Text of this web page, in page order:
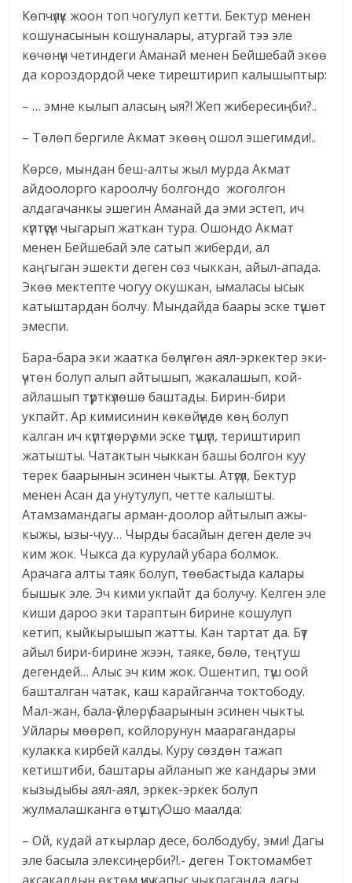
Көпчүлүк жоон топ чогулуп кетти. Бектур менен
кошунасынын кошуналары, атургай тээ эле
көчөнүн четиндеги Аманай менен Бейшебай экөө
да короздордой чеке тирештирип калышыптыр:
– … эмне кылып аласың ыя?! Жеп жибересиңби?..
– Төлөп бергиле Акмат экөөң ошол эшегимди!..
Көрсө, мындан беш-алты жыл мурда Акмат
айдоолорго кароолчу болгондо жоголгон
алдагачанкы эшегин Аманай да эми эстеп, ич
күптүсүн чыгарып жаткан тура. Ошондо Акмат
менен Бейшебай эле сатып жиберди, ал
каңгыган эшекти деген сөз чыккан, айыл-апада.
Экөө мектепте чогуу окушкан, ымаласы ысык
катыштардан болчу. Мындайда баары эске түшөт
эмеспи.
Бара-бара эки жаатка бөлүнгөн аял-эркектер эки-
үчтөн болуп алып айтышып, жакалашып, кой-
айлашып түрткүлөшө баштады. Бирин-бири
укпайт. Ар кимисинин көкөйүндө көң болуп
калган ич күптүлөрү эми эске түшүп, териштирип
жатышты. Чатактын чыккан башы болгон куу
терек баарынын эсинен чыкты. Атүгүл, Бектур
менен Асан да унутулуп, четте калышты.
Атамзамандагы арман-доолор айтылып ажы-
кыжы, ызы-чуу… Чырды басайын деген деле эч
ким жок. Чыкса да курулай убара болмок.
Арачага алты таяк болуп, төөбастыда калары
бышык эле. Эч кими укпайт да болучу. Келген эле
киши дароо эки тараптын бирине кошулуп
кетип, кыйкырышып жатты. Кан тартат да. Бүт
айыл бири-бирине жээн, таяке, бөлө, теңтуш
дегендей… Алыс эч ким жок. Ошентип, түш оой
башталган чатак, каш карайганча токтободу.
Мал-жан, бала-үйлөрү баарынын эсинен чыкты.
Уйлары мөөрөп, койлорунун маарагандары
кулакка кирбей калды. Куру сөздөн тажап
кетиштиби, баштары айланып же кандары эми
кызыдыбы аял-аял, эркек-эркек болуп
жулмалашканга өтүштү. Ошо маалда:
– Ой, кудай аткырлар десе, болбодубу, эми! Дагы
эле басыла элексиңерби?!.- деген Токтомамбет